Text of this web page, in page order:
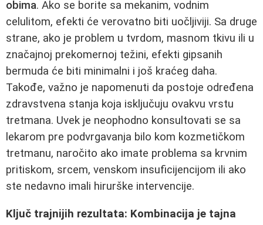
obima. Ako se borite sa mekanim, vodnim
celulitom, efekti će verovatno biti uočljiviji. Sa druge
strane, ako je problem u tvrdom, masnom tkivu ili u
značajnoj prekomernoj težini, efekti gipsanih
bermuda će biti minimalni i još kraćeg daha.
Takođe, važno je napomenuti da postoje određena
zdravstvena stanja koja isključuju ovakvu vrstu
tretmana. Uvek je neophodno konsultovati se sa
lekarom pre podvrgavanja bilo kom kozmetičkom
tretmanu, naročito ako imate problema sa krvnim
pritiskom, srcem, venskom insuficijencijom ili ako
ste nedavno imali hirurške intervencije.
Ključ trajnijih rezultata: Kombinacija je tajna